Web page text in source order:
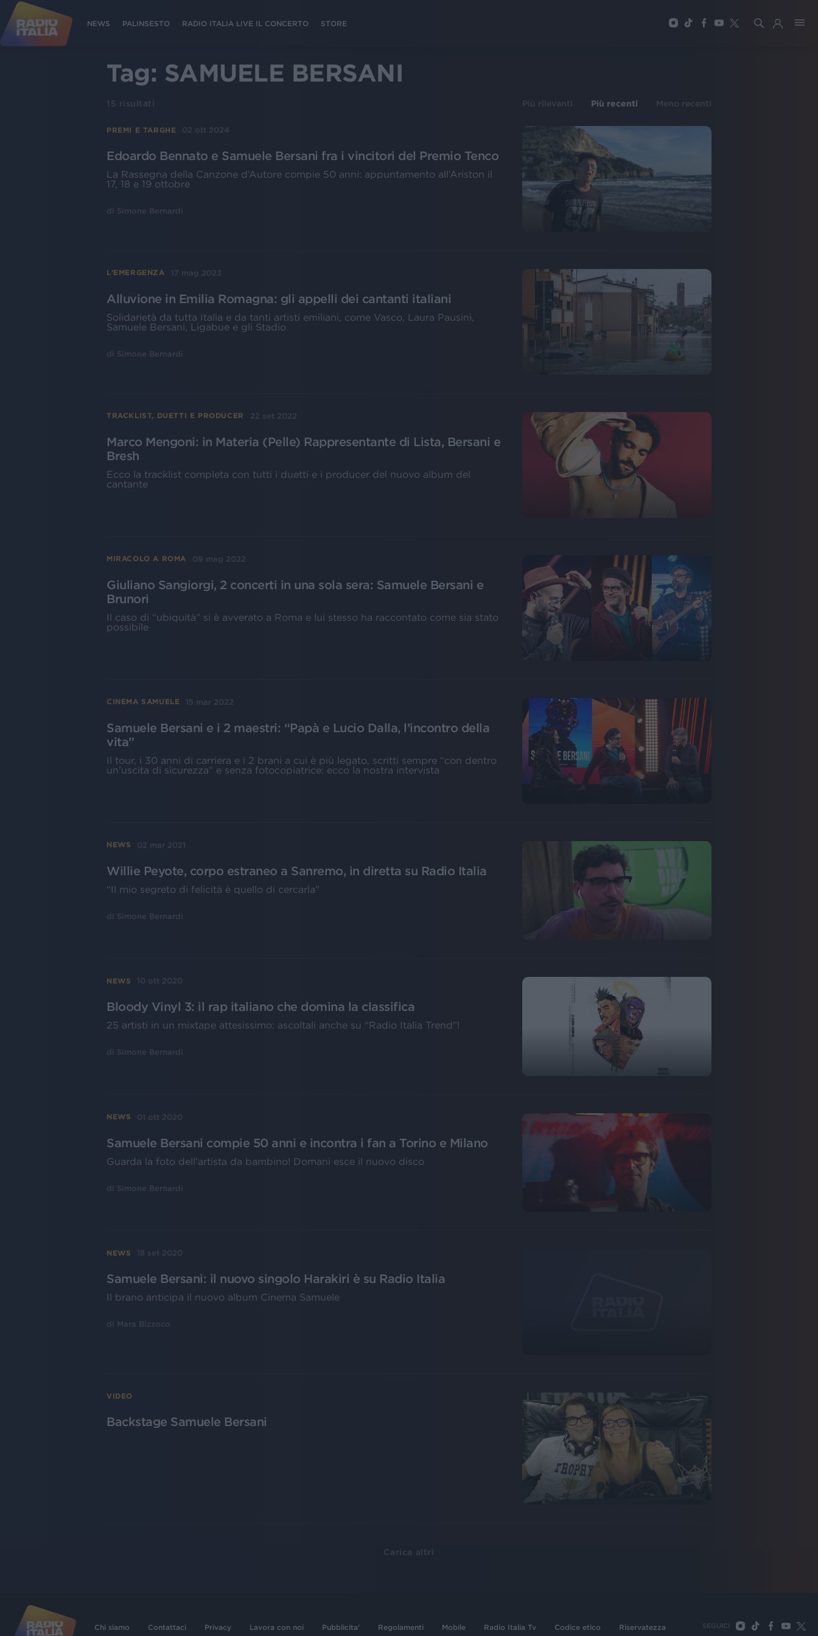
NEWS PALINSESTO RADIO ITALIA LIVE IL CONCERTO STORE
Tag: SAMUELE BERSANI
15 risultati Più rilevanti Più recenti Meno recenti
PREMI E TARGHE 02 ott 2024
Edoardo Bennato e Samuele Bersani fra i vincitori del Premio Tenco
La Rassegna della Canzone d’Autore compie 50 anni: appuntamento all’Ariston il
17, 18 e 19 ottobre
di Simone Bernardi
L’EMERGENZA 17 mag 2023
Alluvione in Emilia Romagna: gli appelli dei cantanti italiani
Solidarietà da tutta Italia e da tanti artisti emiliani, come Vasco, Laura Pausini,
Samuele Bersani, Ligabue e gli Stadio
di Simone Bernardi
TRACKLIST, DUETTI E PRODUCER 22 set 2022
Marco Mengoni: in Materia (Pelle) Rappresentante di Lista, Bersani e
Bresh
Ecco la tracklist completa con tutti i duetti e i producer del nuovo album del
cantante
MIRACOLO A ROMA 09 mag 2022
Giuliano Sangiorgi, 2 concerti in una sola sera: Samuele Bersani e
Brunori
Il caso di “ubiquità” si è avverato a Roma e lui stesso ha raccontato come sia stato
possibile
CINEMA SAMUELE 15 mar 2022
Samuele Bersani e i 2 maestri: “Papà e Lucio Dalla, l’incontro della
vita”
Il tour, i 30 anni di carriera e i 2 brani a cui è più legato, scritti sempre “con dentro
un’uscita di sicurezza” e senza fotocopiatrice: ecco la nostra intervista
NEWS 02 mar 2021
Willie Peyote, corpo estraneo a Sanremo, in diretta su Radio Italia
“Il mio segreto di felicità è quello di cercarla”
di Simone Bernardi
NEWS 10 ott 2020
Bloody Vinyl 3: il rap italiano che domina la classifica
25 artisti in un mixtape attesissimo: ascoltali anche su “Radio Italia Trend”!
di Simone Bernardi
NEWS 01 ott 2020
Samuele Bersani compie 50 anni e incontra i fan a Torino e Milano
Guarda la foto dell’artista da bambino! Domani esce il nuovo disco
di Simone Bernardi
NEWS 18 set 2020
Samuele Bersani: il nuovo singolo Harakiri è su Radio Italia
Il brano anticipa il nuovo album Cinema Samuele
di Mara Bizzoco
VIDEO
Backstage Samuele Bersani
Carica altri
Chi siamo Contattaci Privacy Lavora con noi Pubblicita' Regolamenti Mobile Radio Italia Tv Codice etico Riservatezza SEGUICI